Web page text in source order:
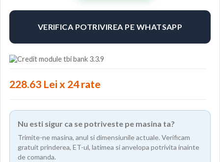
VERIFICA POTRIVIREA PE WHATSAPP
228.63 Lei x 24 rate
Nu esti sigur ca se potriveste pe masina ta?
Trimite-ne masina, anul si dimensiunile actuale. Verificam
gratuit prinderea, ET-ul, latimea si anvelopa potrivita inainte
de comanda.